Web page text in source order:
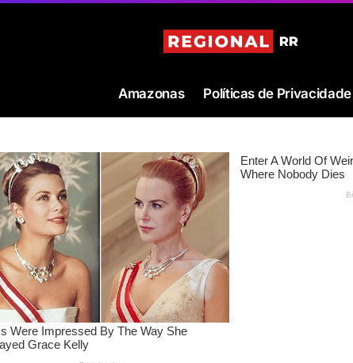
Amazonas Políticas de Privacidade